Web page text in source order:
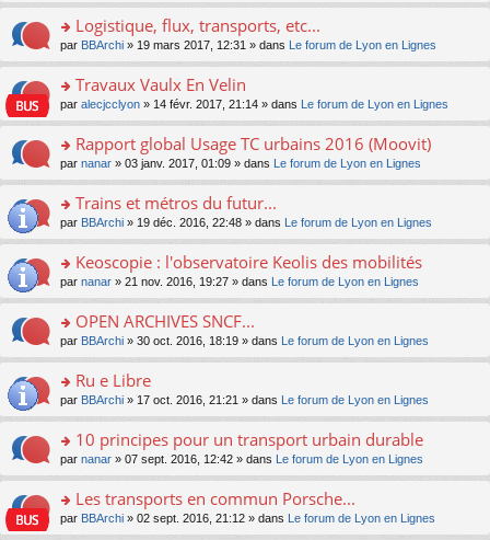
e
nt
ré
c
e
nt
le
pl
u
ré
c
e
nt
e
n
n
le
pl
u
ré
c
e
nt
a
g
e
n
n
le
pl
u
ré
c
e
nt
le
m
e
a
g
e
n
n
le
pl
u
ré
c
e
nt
ult
er
le
m
e
a
g
e
n
n
le
pl
u
ré
c
e
nt
o
n
ult
er
le
m
e
a
g
e
n
n
le
pl
u
ré
c
e
nt
Logistique, flux, transports, etc...
par BBArchi » 19 mars 2017, 12:31 » dans Le forum de Lyon en Lignes
o
n
ult
er
le
m
e
a
g
e
n
n
le
pl
u
ré
c
e
nt
Travaux Vaulx En Velin
par alecjcclyon » 14 févr. 2017, 21:14 » dans Le forum de Lyon en Lignes
o
n
ult
er
le
m
e
a
g
e
n
n
le
pl
u
ré
c
Rapport global Usage TC urbains 2016 (Moovit)
par nanar » 03 janv. 2017, 01:09 » dans Le forum de Lyon en Lignes
o
n
ult
er
le
m
e
a
g
e
n
n
le
pl
u
Trains et métros du futur...
par BBArchi » 19 déc. 2016, 22:48 » dans Le forum de Lyon en Lignes
o
n
ult
er
le
m
e
a
g
e
n
n
Keoscopie : l'observatoire Keolis des mobilités
par nanar » 21 nov. 2016, 19:27 » dans Le forum de Lyon en Lignes
o
n
ult
er
le
m
e
a
g
OPEN ARCHIVES SNCF...
par BBArchi » 30 oct. 2016, 18:19 » dans Le forum de Lyon en Lignes
o
n
ult
er
le
m
e
Ru e Libre
par BBArchi » 17 oct. 2016, 21:21 » dans Le forum de Lyon en Lignes
o
n
ult
er
10 principes pour un transport urbain durable
par nanar » 07 sept. 2016, 12:42 » dans Le forum de Lyon en Lignes
o
n
Les transports en commun Porsche...
par BBArchi » 02 sept. 2016, 21:12 » dans Le forum de Lyon en Lignes